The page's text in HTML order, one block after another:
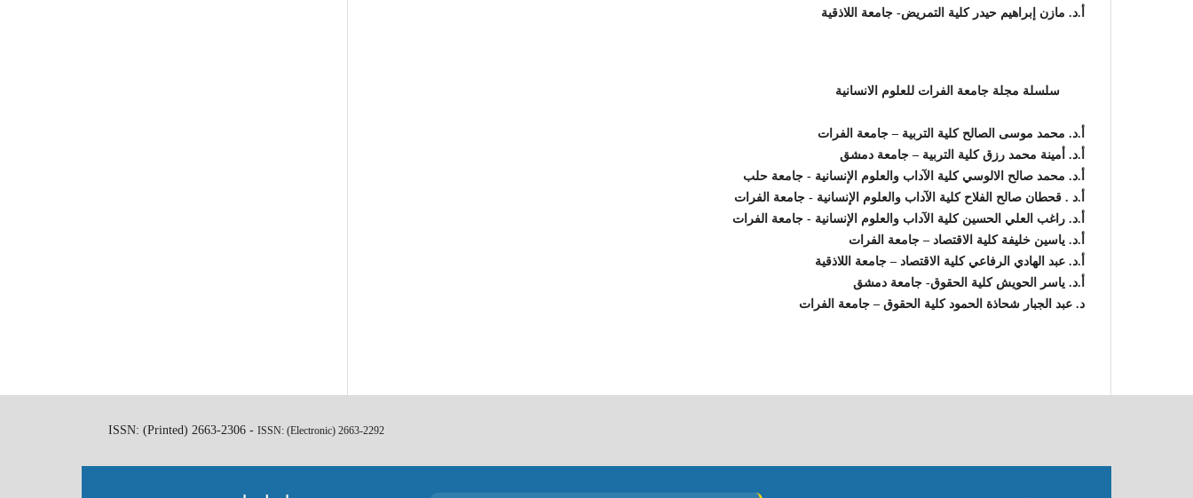
أ.د. مازن إبراهيم حيدر كلية التمريض- جامعة اللاذقية
سلسلة مجلة جامعة الفرات للعلوم الانسانية
أ.د. محمد موسى الصالح كلية التربية – جامعة الفرات
أ.د. أمينة محمد رزق كلية التربية – جامعة دمشق
أ.د. محمد صالح الالوسي كلية الآداب والعلوم الإنسانية - جامعة حلب
أ.د . قحطان صالح الفلاح كلية الآداب والعلوم الإنسانية - جامعة الفرات
أ.د. راغب العلي الحسين كلية الآداب والعلوم الإنسانية - جامعة الفرات
أ.د. ياسين خليفة كلية الاقتصاد – جامعة الفرات
أ.د. عبد الهادي الرفاعي كلية الاقتصاد – جامعة اللاذقية
أ.د. ياسر الحويش كلية الحقوق- جامعة دمشق
د. عبد الجبار شحاذة الحمود كلية الحقوق – جامعة الفرات
ISSN: (Printed) 2663-2306 - ISSN: (Electronic) 2663-2292